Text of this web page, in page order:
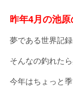
昨年4月の池原
夢である世界記
そんなの釣れた
今年はちょっと